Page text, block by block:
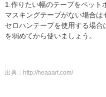
1.作りたい幅のテープをペット
マスキングテープがない場合は
セロハンテープを使用する場
を弱めてから使いましょう。
出典： http://heaaart.com/